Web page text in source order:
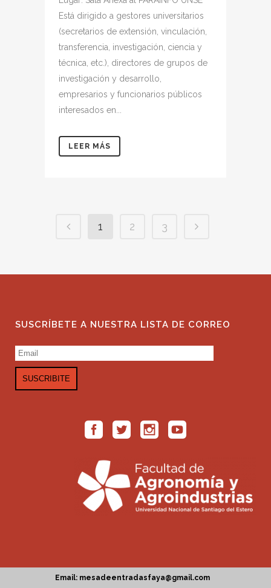
Está dirigido a gestores universitarios
(secretarios de extensión, vinculación,
transferencia, investigación, ciencia y
técnica, etc.), directores de grupos de
investigación y desarrollo,
empresarios y funcionarios públicos
interesados en...
LEER MÁS
1 2 3
SUSCRÍBETE A NUESTRA LISTA DE CORREO
Email: mesadeentradasfaya@gmail.com